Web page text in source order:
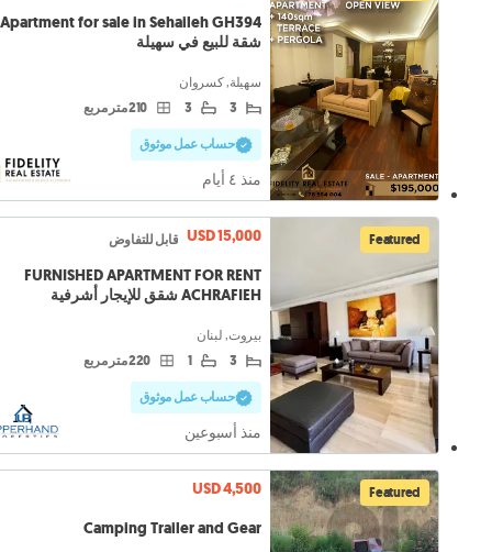
Apartment for sale in Sehaileh GH394
شقة للبيع في سهيلة
سهيلة, كسروان
3
3 210 متر مربع
حساب عمل موثوق
منذ ٤ أيام
Featured
USD 15,000 قابل للتفاوض
FURNISHED APARTMENT FOR RENT
ACHRAFIEH شقق للإيجار أشرفية
بيروت, لبنان
3
1 220 متر مربع
حساب عمل موثوق
منذ أسبوعين
Featured
USD 4,500
Camping Trailer and Gear